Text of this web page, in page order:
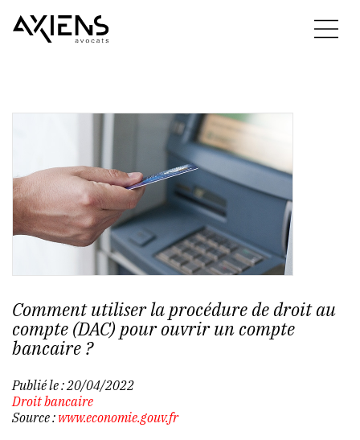
Comment utiliser la procédure de droit au
compte (DAC) pour ouvrir un compte
bancaire ?
Publié le :20/04/2022
Droit bancaire
Source : www.economie.gouv.fr